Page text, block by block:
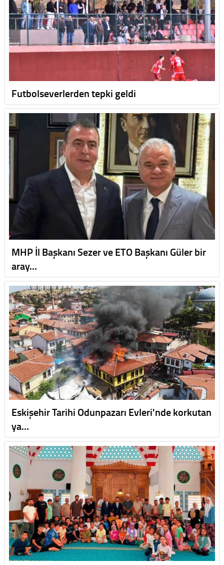
Futbolseverlerden tepki geldi
MHP İl Başkanı Sezer ve ETO Başkanı Güler bir
aray…
Eskişehir Tarihi Odunpazarı Evleri'nde korkutan
ya…